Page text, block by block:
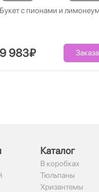
Букет с пионами и
9 983₽
Каталог
В коробках
Тюльпаны
Хризантемы